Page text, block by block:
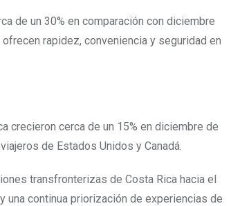
de un 30% en comparación con diciembre
rapidez, conveniencia y seguridad en
cerca de un 15% en diciembre de
de Estados Unidos y Canadá.
transfronterizas de Costa Rica hacia el
una continua priorización de experiencias de